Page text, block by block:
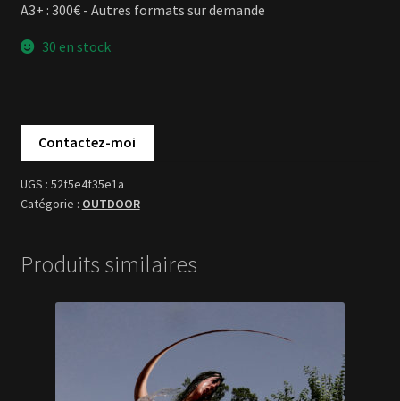
A3+ : 300€ - Autres formats sur demande
30 en stock
52f5e4f35e1a
OUTDOOR
Produits similaires